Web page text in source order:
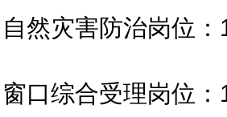
灾害防治岗位：
综合受理岗位：